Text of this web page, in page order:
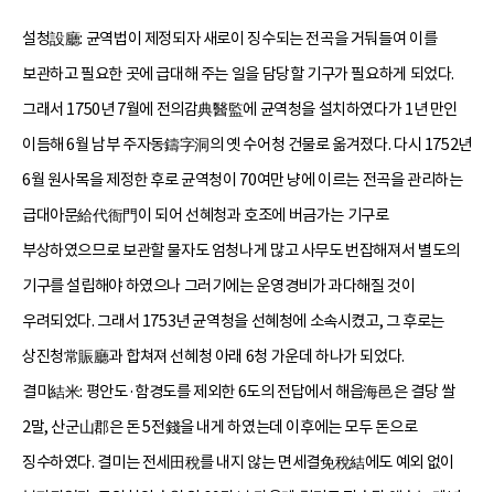
설청設廳: 균역법이 제정되자 새로이 징수되는 전곡을 거둬들여 이를
보관하고 필요한 곳에 급대해 주는 일을 담당할 기구가 필요하게 되었다.
그래서 1750년 7월에 전의감典醫監에 균역청을 설치하였다가 1년 만인
이듬해 6월 남부 주자동鑄字洞의 옛 수어청 건물로 옮겨졌다. 다시 1752년
6월 원사목을 제정한 후로 균역청이 70여만 냥에 이르는 전곡을 관리하는
급대아문給代衙門이 되어 선혜청과 호조에 버금가는 기구로
부상하였으므로 보관할 물자도 엄청나게 많고 사무도 번잡해져서 별도의
기구를 설립해야 하였으나 그러기에는 운영경비가 과다해질 것이
우려되었다. 그래서 1753년 균역청을 선혜청에 소속시켰고, 그 후로는
상진청常賑廳과 합쳐져 선혜청 아래 6청 가운데 하나가 되었다.
결미結米: 평안도·함경도를 제외한 6도의 전답에서 해읍海邑은 결당 쌀
2말, 산군山郡은 돈 5전錢을 내게 하였는데 이후에는 모두 돈으로
징수하였다. 결미는 전세田稅를 내지 않는 면세결免稅結에도 예외 없이